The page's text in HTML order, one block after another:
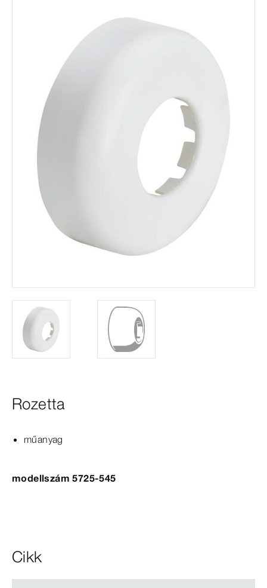
Rozetta
műanyag
modellszám 5725-545
Cikk